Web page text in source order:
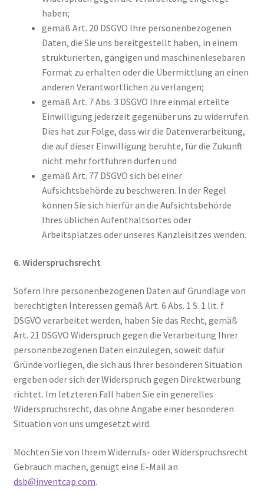
haben;
gemäß Art. 20 DSGVO Ihre personenbezogenen
Daten, die Sie uns bereitgestellt haben, in einem
strukturierten, gängigen und maschinenlesebaren
Format zu erhalten oder die Übermittlung an einen
anderen Verantwortlichen zu verlangen;
gemäß Art. 7 Abs. 3 DSGVO Ihre einmal erteilte
Einwilligung jederzeit gegenüber uns zu widerrufen.
Dies hat zur Folge, dass wir die Datenverarbeitung,
die auf dieser Einwilligung beruhte, für die Zukunft
nicht mehr fortführen dürfen und
gemäß Art. 77 DSGVO sich bei einer
Aufsichtsbehörde zu beschweren. In der Regel
können Sie sich hierfür an die Aufsichtsbehörde
Ihres üblichen Aufenthaltsortes oder
Arbeitsplatzes oder unseres Kanzleisitzes wenden.
6. Widerspruchsrecht
Sofern Ihre personenbezogenen Daten auf Grundlage von
berechtigten Interessen gemäß Art. 6 Abs. 1 S. 1 lit. f
DSGVO verarbeitet werden, haben Sie das Recht, gemäß
Art. 21 DSGVO Widerspruch gegen die Verarbeitung Ihrer
personenbezogenen Daten einzulegen, soweit dafür
Gründe vorliegen, die sich aus Ihrer besonderen Situation
ergeben oder sich der Widerspruch gegen Direktwerbung
richtet. Im letzteren Fall haben Sie ein generelles
Widerspruchsrecht, das ohne Angabe einer besonderen
Situation von uns umgesetzt wird.
Möchten Sie von Ihrem Widerrufs- oder Widerspruchsrecht
Gebrauch machen, genügt eine E-Mail an
dsb@inventcap.com.